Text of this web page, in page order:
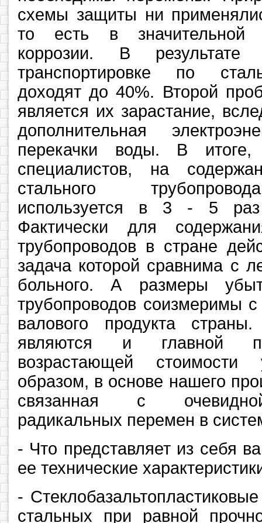
схемы защиты ни
то есть в значительной
коррозии. В
транспортировке по
доходят до 40%. Второй
является их зарастание,
дополнительная
перекачки воды. В
специалистов, на
стального
используется в 3 - 5
Фактически для
трубопроводов в стране
задача которой сравнима с
больного. А размеры
трубопроводов соизмеримы
валового продукта
являются и главной
возрастающей
образом, в основе нашего
связанная с
радикальных перемен в
- Что представляет из себя
ее технические
-
стальных при равной